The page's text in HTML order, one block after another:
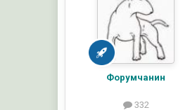
Форумчанин
332